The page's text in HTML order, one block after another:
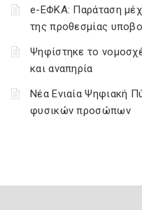
e-ΕΦΚΑ: Παράταση
της προθεσμίας
Ψηφίστηκε το
και αναπηρία
Νέα Ενιαία Ψηφιακή
φυσικών προσώπων